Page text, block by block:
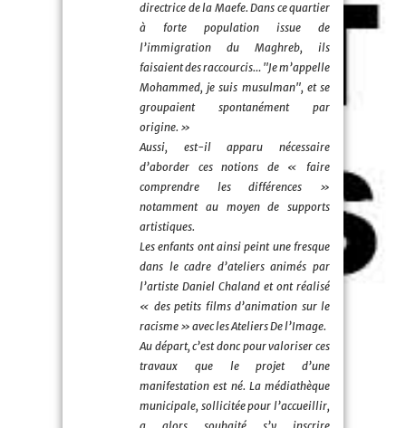
directrice de la Maefe. Dans ce quartier
à forte population issue de
l’immigration du Maghreb, ils
faisaient des raccourcis… "Je m’appelle
Mohammed, je suis musulman", et se
groupaient spontanément par
origine. »
Aussi, est-il apparu nécessaire
d’aborder ces notions de « faire
comprendre les différences »
notamment au moyen de supports
artistiques.
Les enfants ont ainsi peint une fresque
dans le cadre d’ateliers animés par
l’artiste Daniel Chaland et ont réalisé
« des petits films d’animation sur le
racisme » avec les Ateliers De l’Image.
Au départ, c’est donc pour valoriser ces
travaux que le projet d’une
manifestation est né. La médiathèque
municipale, sollicitée pour l’accueillir,